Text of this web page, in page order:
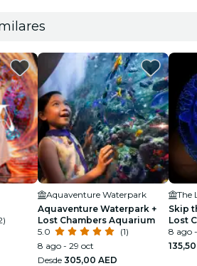
Aquaventure Waterpark
Aquaventure Waterpark +
Lost Chambers Aquarium
5.0
(1)
8 ago - 29 oct
Desde 305,00 AED
Skip
Lost
The
8 ago